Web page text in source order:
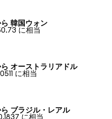
韓国ウォン
に相当
オーストラリアドル
に相当
ブラジル・レアル
に相当